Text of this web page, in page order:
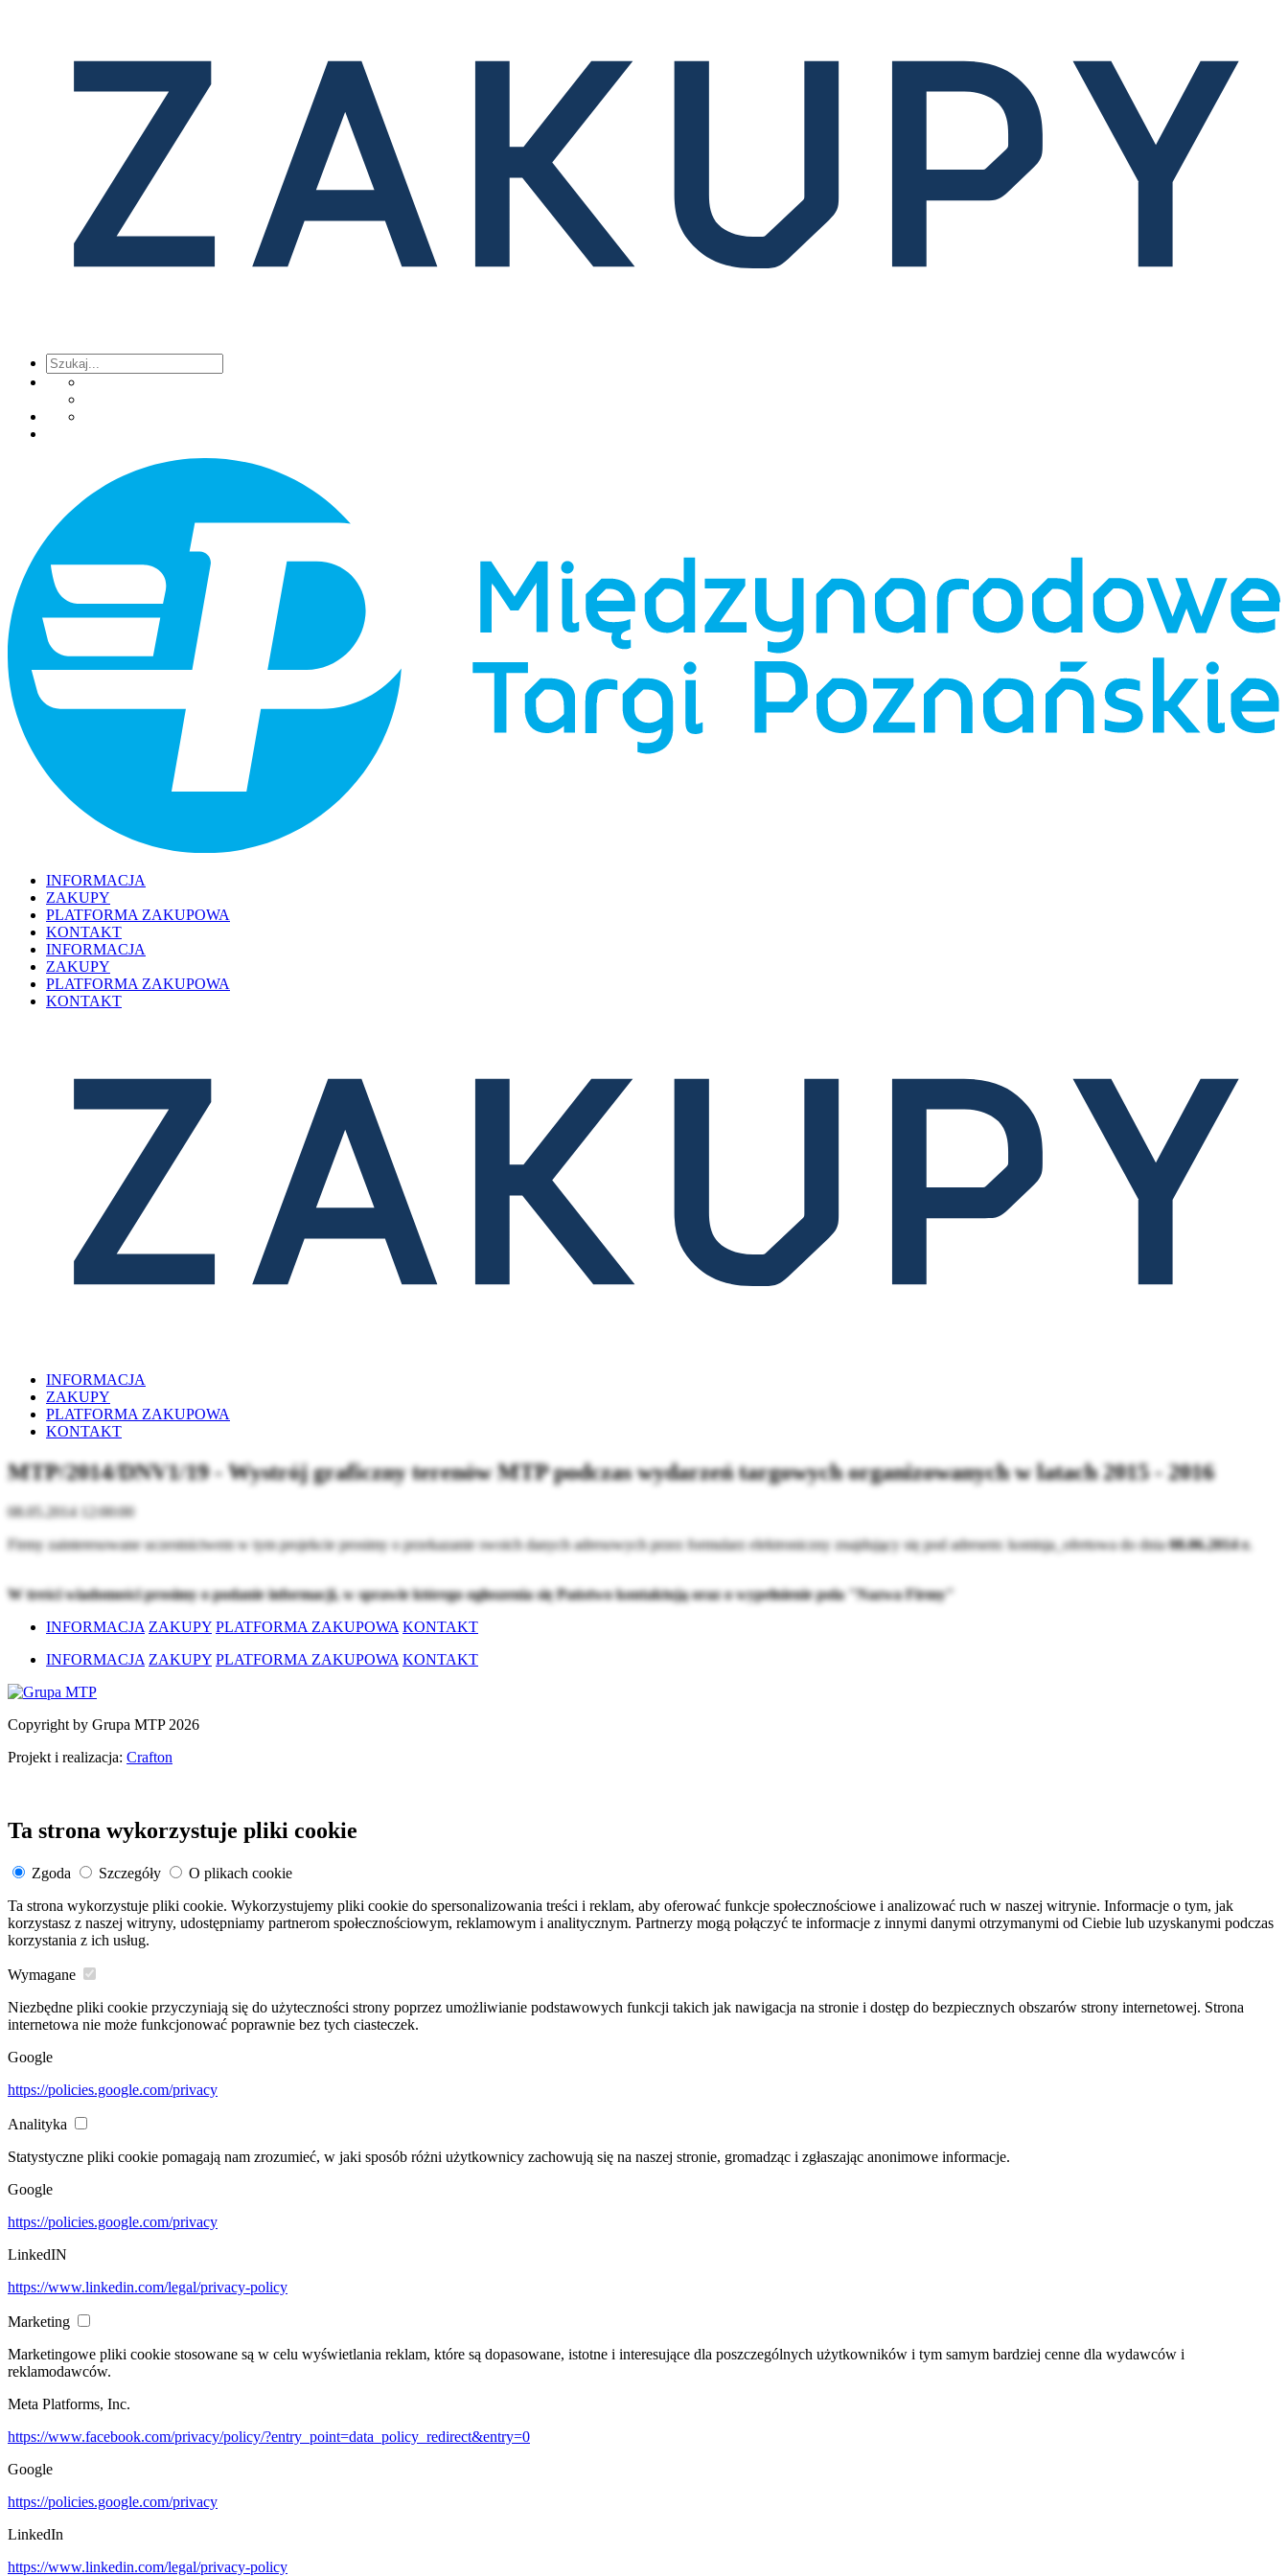
INFORMACJA
ZAKUPY
PLATFORMA ZAKUPOWA
KONTAKT
INFORMACJA
ZAKUPY
PLATFORMA ZAKUPOWA
KONTAKT
INFORMACJA
ZAKUPY
PLATFORMA ZAKUPOWA
KONTAKT
MTP/2014/DNV1/19 - Wystrój graficzny terenów MTP podczas wydarzeń targowych organizowanych w latach 2015 - 2016
08.05.2014 12:00:00
Firmy zainteresowane uczestnictwem w tym projekcie prosimy o przekazanie swoich danych adresowych przez formularz elektroniczny znajdujący się pod adresem: komisja_ofertowa do dnia 08.06.2014 r.
W treści wiadomości prosimy o podanie informacji, w sprawie którego ogłoszenia się Państwo kontaktują oraz o wypełnienie pola "Nazwa Firmy"
INFORMACJA ZAKUPY PLATFORMA ZAKUPOWA KONTAKT
INFORMACJA ZAKUPY PLATFORMA ZAKUPOWA KONTAKT
Copyright by Grupa MTP 2026
Projekt i realizacja: Crafton
Ta strona wykorzystuje pliki cookie
Zgoda Szczegóły
O plikach cookie
Ta strona wykorzystuje pliki cookie. Wykorzystujemy pliki cookie do spersonalizowania treści i reklam, aby oferować funkcje społecznościowe i analizować ruch w naszej witrynie. Informacje o tym, jak
korzystasz z naszej witryny, udostępniamy partnerom społecznościowym, reklamowym i analitycznym. Partnerzy mogą połączyć te informacje z innymi danymi otrzymanymi od Ciebie lub uzyskanymi podczas
korzystania z ich usług.
Wymagane
Niezbędne pliki cookie przyczyniają się do użyteczności strony poprzez umożliwianie podstawowych funkcji takich jak nawigacja na stronie i dostęp do bezpiecznych obszarów strony internetowej. Strona
internetowa nie może funkcjonować poprawnie bez tych ciasteczek.
Google
https://policies.google.com/privacy
Analityka
Statystyczne pliki cookie pomagają nam zrozumieć, w jaki sposób różni użytkownicy zachowują się na naszej stronie, gromadząc i zgłaszając anonimowe informacje.
Google
https://policies.google.com/privacy
LinkedIN
https://www.linkedin.com/legal/privacy-policy
Marketing
Marketingowe pliki cookie stosowane są w celu wyświetlania reklam, które są dopasowane, istotne i interesujące dla poszczególnych użytkowników i tym samym bardziej cenne dla wydawców i
reklamodawców.
Meta Platforms, Inc.
https://www.facebook.com/privacy/policy/?entry_point=data_policy_redirect&entry=0
Google
https://policies.google.com/privacy
LinkedIn
https://www.linkedin.com/legal/privacy-policy